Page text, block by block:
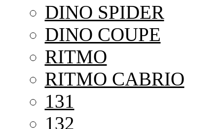
DINO SPIDER
DINO COUPE
RITMO
RITMO CABRIO
131
132